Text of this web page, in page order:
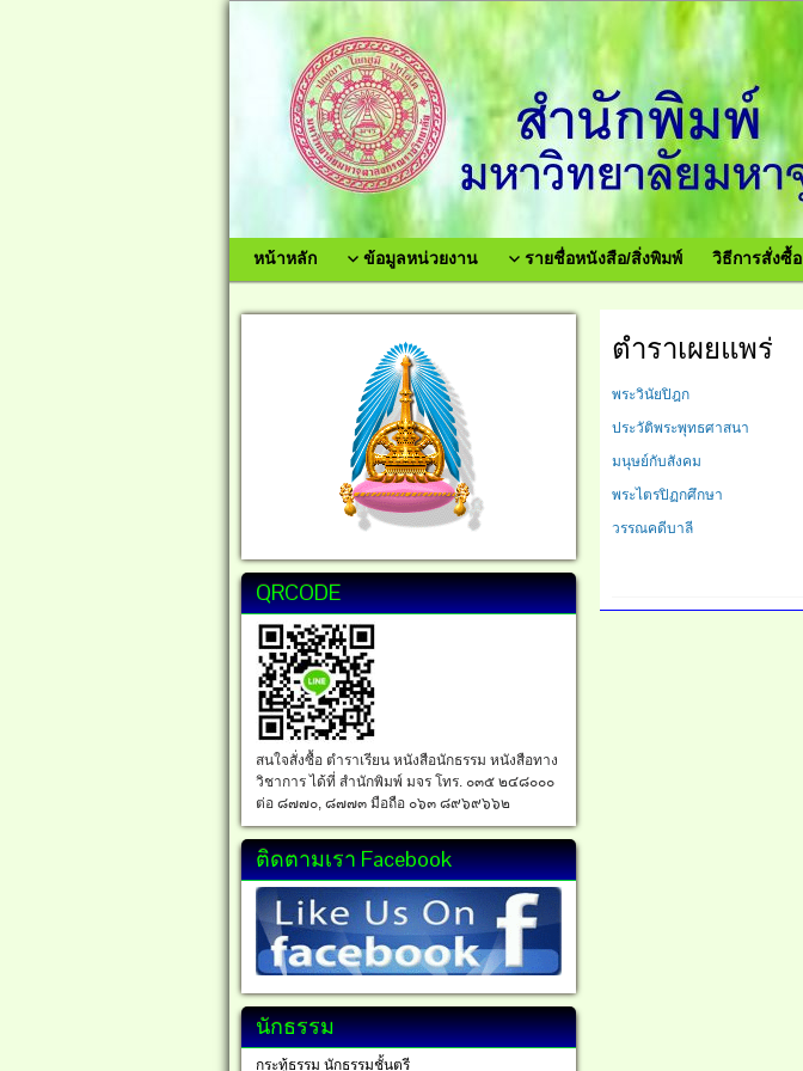
หน้าหลัก ข้อมูลหน่วยงาน รายชื่อหนังสือ/สิ่งพิมพ์ วิธีการสั่งซื้อ
QRCODE
สนใจสั่งซื้อ ตำราเรียน หนังสือนักธรรม หนังสือทาง
วิชาการ ได้ที่ สำนักพิมพ์ มจร โทร. ๐๓๕ ๒๔๘๐๐๐
ต่อ ๘๗๗๐, ๘๗๗๓ มือถือ ๐๖๓ ๘๙๖๙๖๖๒
ติดตามเรา Facebook
นักธรรม
กระทู้ธรรม นักธรรมชั้นตรี
ตำราเผยแพร่
พระวินัยปิฎก
ประวัติพระพุทธศาสนา
มนุษย์กับสังคม
พระไตรปิฏกศึกษา
วรรณคดีบาลี